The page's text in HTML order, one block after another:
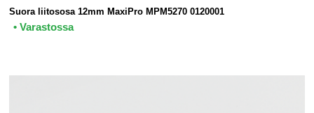
Suora liitososa 12mm MaxiPro MPM5270 0120001
• Varastossa